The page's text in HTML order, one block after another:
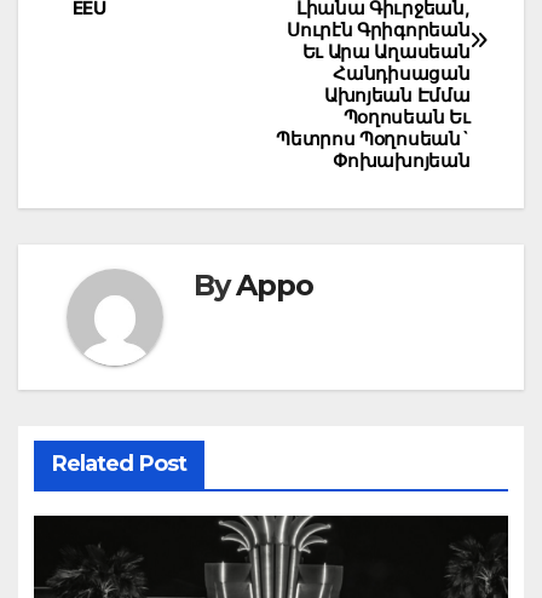
Լիանա Գիւրջեան,
Սուրէն Գրիգորեան
Եւ Արա Աղասեան
Հանդիսացան
Ախոյեան Էմմա
Պօղոսեան Եւ
Պետրոս Պօղոսեան`
Փոխախոյեան
EEU
ByAppo
Related Post